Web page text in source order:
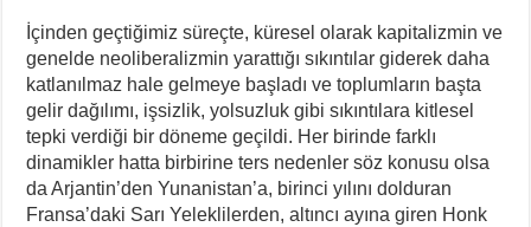
İçinden geçtiğimiz süreçte, küresel olarak kapitalizmin ve
genelde neoliberalizmin yarattığı sıkıntılar giderek daha
katlanılmaz hale gelmeye başladı ve toplumların başta
gelir dağılımı, işsizlik, yolsuzluk gibi sıkıntılara kitlesel
tepki verdiği bir döneme geçildi. Her birinde farklı
dinamikler hatta birbirine ters nedenler söz konusu olsa
da Arjantin’den Yunanistan’a, birinci yılını dolduran
Fransa’daki Sarı Yeleklilerden, altıncı ayına giren Honk